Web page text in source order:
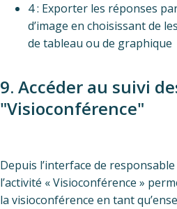
4 : Exporter les réponses
d’image en choisissant de
de tableau ou de graphique
9. Accéder au suivi
"Visioconférence"
Depuis l’interface de responsable
l’activité « Visioconférence »
la visioconférence en tant